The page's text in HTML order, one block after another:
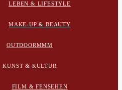
LEBEN & LIFESTYLE
MAKE-UP & BEAUTY
OUTDOORMMM
KUNST & KULTUR
FILM & FENSEHEN